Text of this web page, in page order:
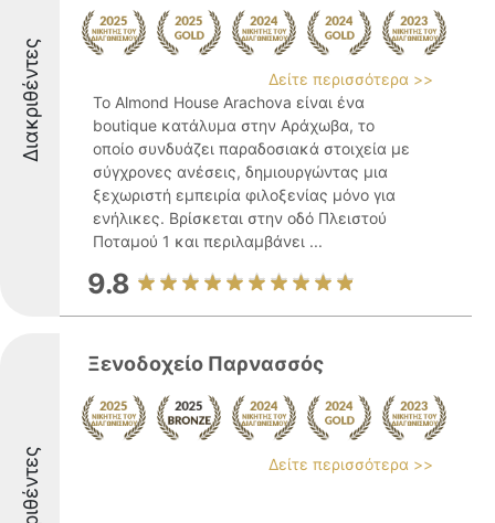
Διακριθέντες
Δείτε περισσότερα >>
Το Almond House Arachova είναι ένα
boutique κατάλυμα στην Αράχωβα, το
οποίο συνδυάζει παραδοσιακά στοιχεία με
σύγχρονες ανέσεις, δημιουργώντας μια
ξεχωριστή εμπειρία φιλοξενίας μόνο για
ενήλικες. Βρίσκεται στην οδό Πλειστού
Ποταμού 1 και περιλαμβάνει ...
9.8
Ξενοδοχείο Παρνασσός
Δείτε περισσότερα >>